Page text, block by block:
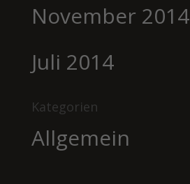
November 2014
Juli 2014
Kategorien
Allgemein